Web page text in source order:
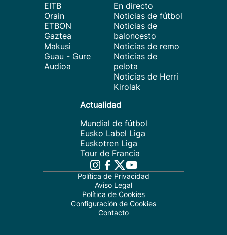
EITB
Orain
ETBON
Gaztea
Makusi
Guau - Gure
Audioa
En directo
Noticias de fútbol
Noticias de
baloncesto
Noticias de remo
Noticias de
pelota
Noticias de Herri
Kirolak
Actualidad
Mundial de fútbol
Eusko Label Liga
Euskotren Liga
Tour de Francia
Política de Privacidad
Aviso Legal
Política de Cookies
Configuración de Cookies
Contacto